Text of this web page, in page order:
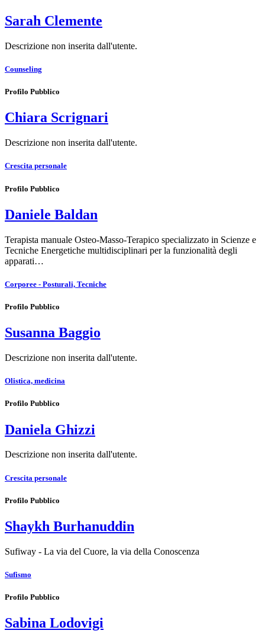
Sarah Clemente
Descrizione non inserita dall'utente.
Counseling
Profilo Pubblico
Chiara Scrignari
Descrizione non inserita dall'utente.
Crescita personale
Profilo Pubblico
Daniele Baldan
Terapista manuale Osteo-Masso-Terapico specializzato in Scienze e
Tecniche Energetiche multidisciplinari per la funzionalità degli
apparati…
Corporee - Posturali, Tecniche
Profilo Pubblico
Susanna Baggio
Descrizione non inserita dall'utente.
Olistica, medicina
Profilo Pubblico
Daniela Ghizzi
Descrizione non inserita dall'utente.
Crescita personale
Profilo Pubblico
Shaykh Burhanuddin
Sufiway - La via del Cuore, la via della Conoscenza
Sufismo
Profilo Pubblico
Sabina Lodovigi